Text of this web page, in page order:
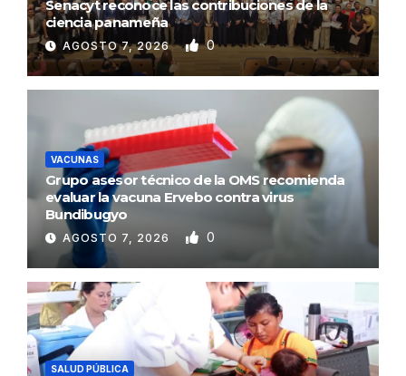
Senacyt reconoce las contribuciones de la
ciencia panameña
AGOSTO 7, 2026 0
VACUNAS
Grupo asesor técnico de la OMS recomienda
evaluar la vacuna Ervebo contra virus
Bundibugyo
AGOSTO 7, 2026 0
SALUD PÚBLICA